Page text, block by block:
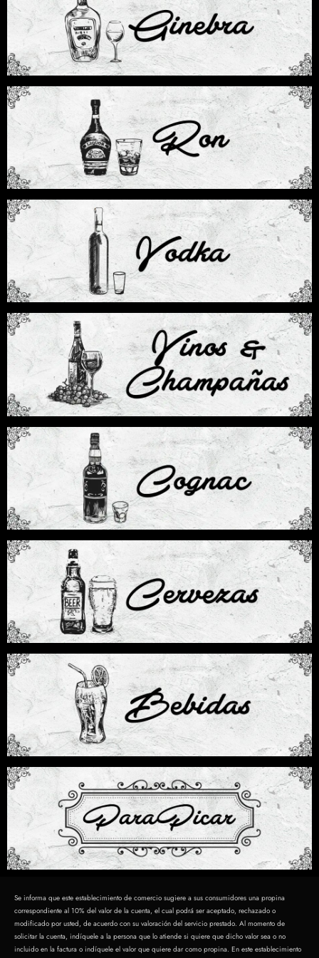
Se informa que este establecimiento de comercio sugiere a sus consumidores una propina
correspondiente al 10% del valor de la cuenta, el cual podrá ser aceptado, rechazado o
modificado por usted, de acuerdo con su valoración del servicio prestado. Al momento de
solicitar la cuenta, indíquele a la persona que lo atiende si quiere que dicho valor sea o no
incluido en la factura o indíquele el valor que quiere dar como propina. En este establecimiento